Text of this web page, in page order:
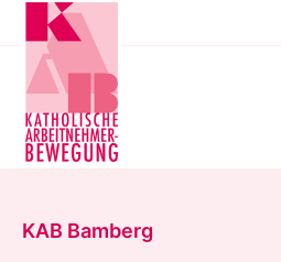
Hauptinhalt
springen
KAB Bamberg